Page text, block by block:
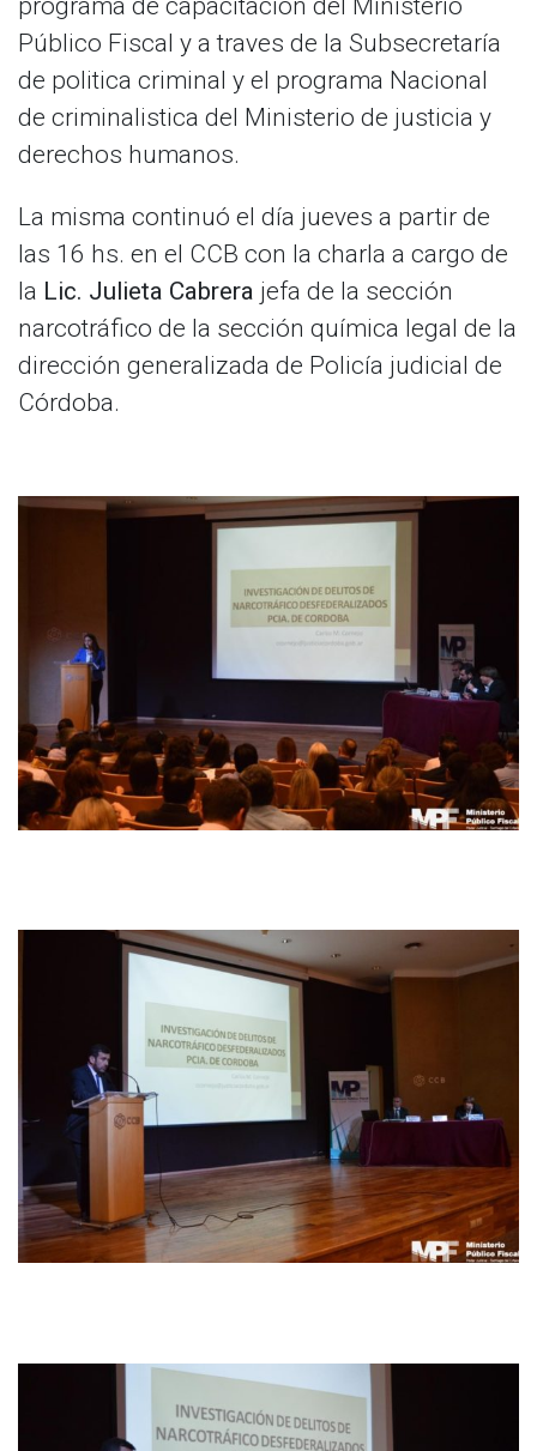
Público Fiscal y a traves de la Subsecretaría
de politica criminal y el programa Nacional
de criminalistica del Ministerio de justicia y
derechos humanos.
La misma continuó el día jueves a partir de
las 16 hs. en el CCB con la charla a cargo de
la Lic. Julieta Cabrera jefa de la sección
narcotráfico de la sección química legal de la
dirección generalizada de Policía judicial de
Córdoba.